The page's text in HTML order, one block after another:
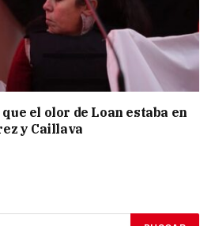
el olor de Loan estaba en
y Caillava